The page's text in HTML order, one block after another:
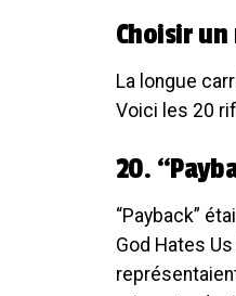
Choisir
La longue
Voici les 20
20.
“Payback”
God Hates